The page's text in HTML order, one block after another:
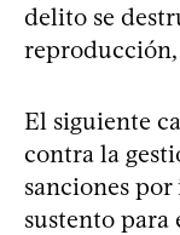
delito se
reproducción,
El siguiente
contra la
sanciones por
sustento para